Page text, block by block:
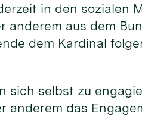
in den
aus dem
dem Kardinal
selbst zu
das